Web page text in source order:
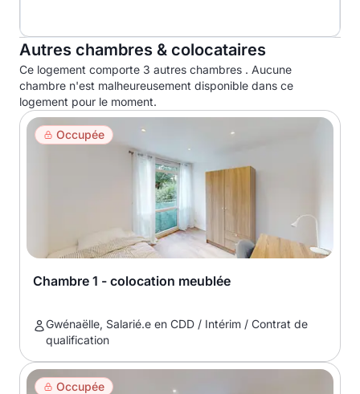
Autres chambres & colocataires
Ce logement comporte 3 autres chambres . Aucune
chambre n'est malheureusement disponible dans ce
logement pour le moment.
Occupée
Chambre 1 - colocation meublée
Gwénaëlle, Salarié.e en CDD / Intérim / Contrat de
qualification
Occupée